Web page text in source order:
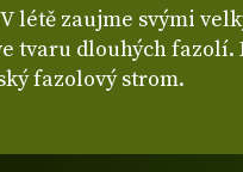
létě zaujme svými
tvaru dlouhých
fazolový strom.